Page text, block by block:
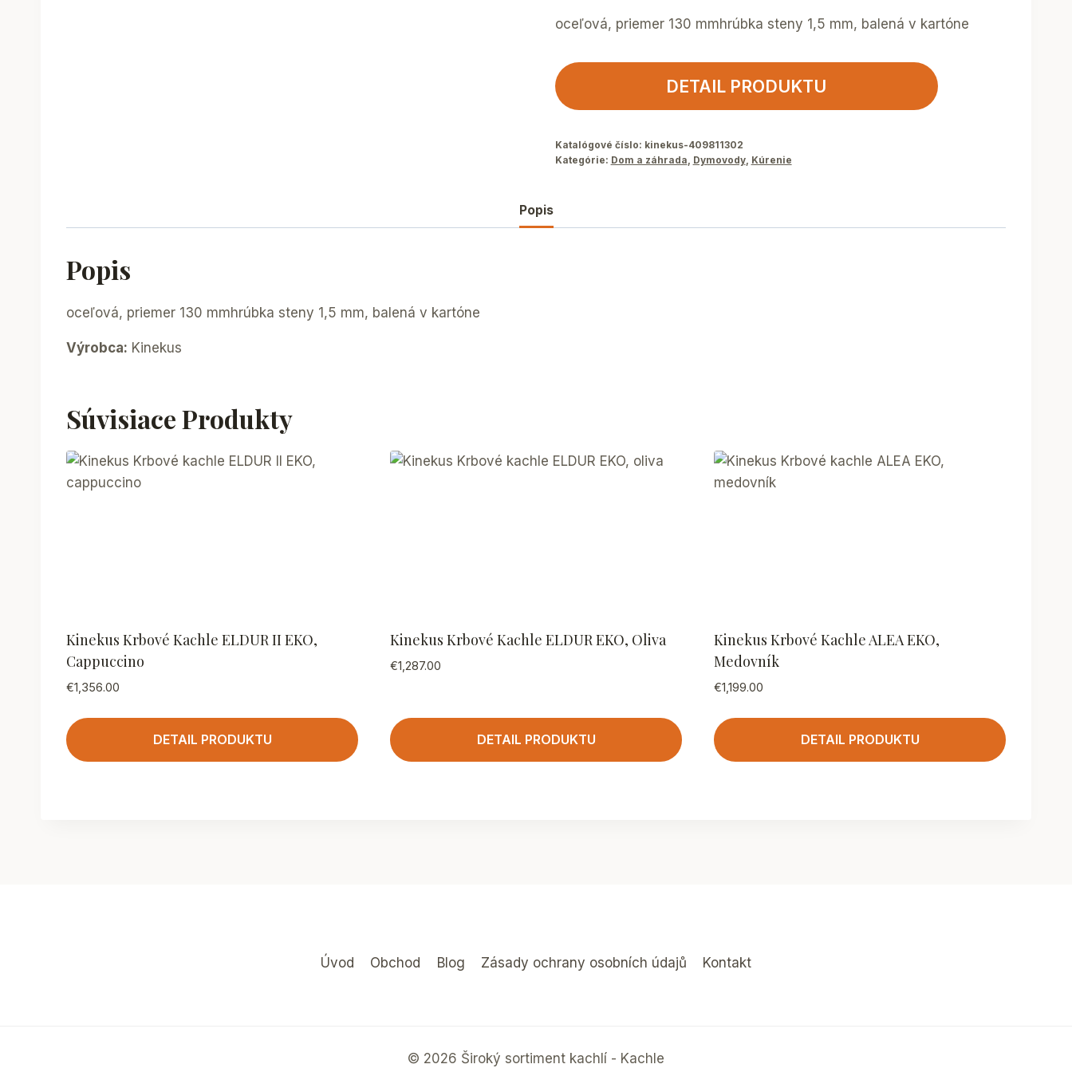
oceľová, priemer 130 mmhrúbka steny 1,5 mm, balená v kartóne
DETAIL PRODUKTU
Katalógové číslo: kinekus-409811302
Kategórie: Dom a záhrada, Dymovody, Kúrenie
Popis
Popis
oceľová, priemer 130 mmhrúbka steny 1,5 mm, balená v kartóne
Výrobca: Kinekus
Súvisiace Produkty
Kinekus Krbové Kachle ELDUR II EKO,
Cappuccino
€1,356.00
DETAIL PRODUKTU
Kinekus Krbové Kachle ELDUR EKO, Oliva
€1,287.00
DETAIL PRODUKTU
Kinekus Krbové Kachle ALEA EKO,
Medovník
€1,199.00
DETAIL PRODUKTU
Úvod Obchod Blog Zásady ochrany osobních údajů Kontakt
© 2026 Široký sortiment kachlí - Kachle